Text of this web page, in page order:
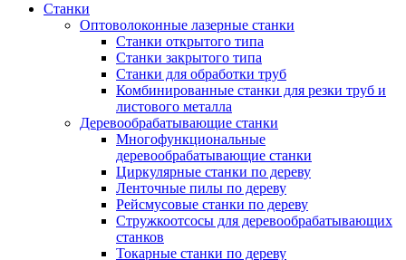
Станки
Оптоволоконные лазерные станки
Станки открытого типа
Станки закрытого типа
Станки для обработки труб
Комбинированные станки для резки труб и
листового металла
Деревообрабатывающие станки
Многофункциональные
деревообрабатывающие станки
Циркулярные станки по дереву
Ленточные пилы по дереву
Рейсмусовые станки по дереву
Стружкоотсосы для деревообрабатывающих
станков
Токарные станки по дереву